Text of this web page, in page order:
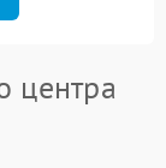
центра